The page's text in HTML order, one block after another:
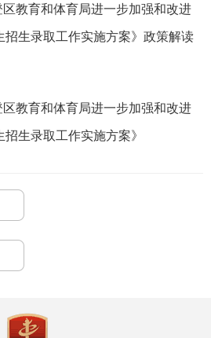
教育和体育局进一步加强和改进
招生录取工作实施方案》政策解读
教育和体育局进一步加强和改进
生录取工作实施方案》